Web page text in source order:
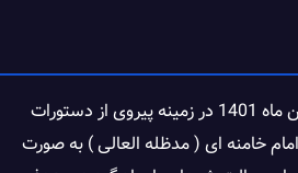
رسانه کمیل مدیا در بهمن ماه 1401 در زمینه پیروی از دستورات
خامنه ای ( مدظله العالی ) به صورت